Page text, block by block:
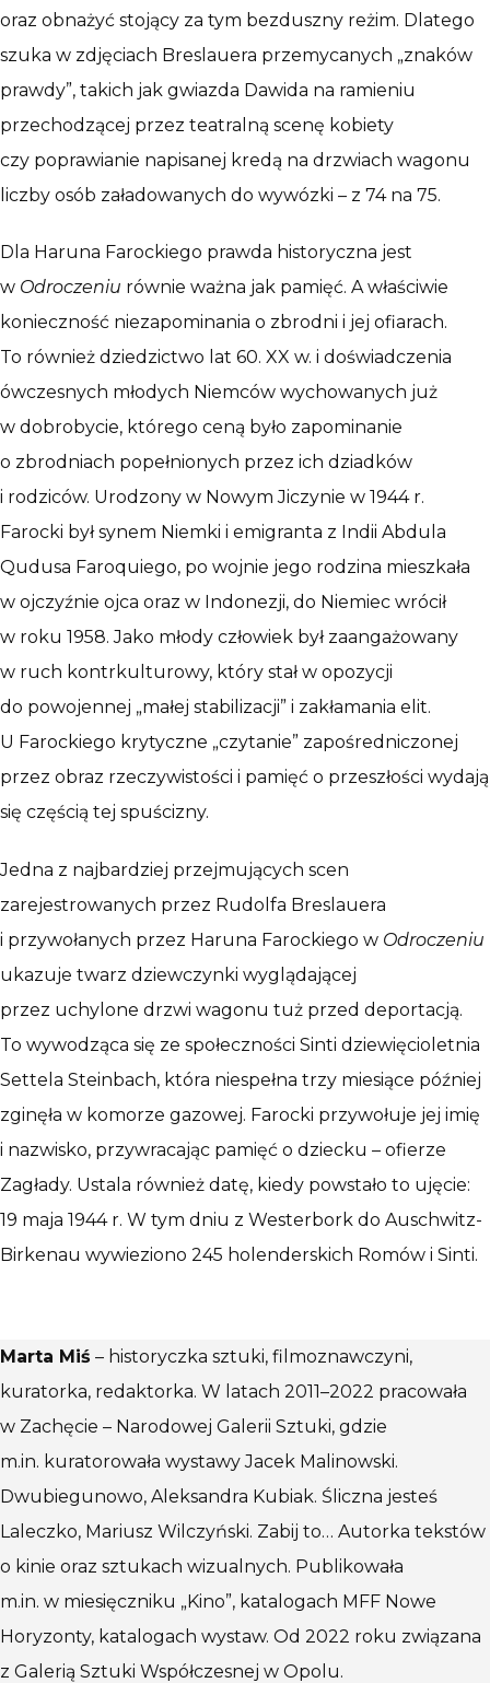
oraz obnażyć stojący za tym bezduszny reżim. Dlatego
szuka w zdjęciach Breslauera przemycanych „znaków
prawdy”, takich jak gwiazda Dawida na ramieniu
przechodzącej przez teatralną scenę kobiety
czy poprawianie napisanej kredą na drzwiach wagonu
liczby osób załadowanych do wywózki – z 74 na 75.
Dla Haruna Farockiego prawda historyczna jest
w Odroczeniu równie ważna jak pamięć. A właściwie
konieczność niezapominania o zbrodni i jej ofiarach.
To również dziedzictwo lat 60. XX w. i doświadczenia
ówczesnych młodych Niemców wychowanych już
w dobrobycie, którego ceną było zapominanie
o zbrodniach popełnionych przez ich dziadków
i rodziców. Urodzony w Nowym Jiczynie w 1944 r.
Farocki był synem Niemki i emigranta z Indii Abdula
Qudusa Faroquiego, po wojnie jego rodzina mieszkała
w ojczyźnie ojca oraz w Indonezji, do Niemiec wrócił
w roku 1958. Jako młody człowiek był zaangażowany
w ruch kontrkulturowy, który stał w opozycji
do powojennej „małej stabilizacji” i zakłamania elit.
U Farockiego krytyczne „czytanie” zapośredniczonej
przez obraz rzeczywistości i pamięć o przeszłości wydają
się częścią tej spuścizny.
Jedna z najbardziej przejmujących scen
zarejestrowanych przez Rudolfa Breslauera
i przywołanych przez Haruna Farockiego w Odroczeniu
ukazuje twarz dziewczynki wyglądającej
przez uchylone drzwi wagonu tuż przed deportacją.
To wywodząca się ze społeczności Sinti dziewięcioletnia
Settela Steinbach, która niespełna trzy miesiące później
zginęła w komorze gazowej. Farocki przywołuje jej imię
i nazwisko, przywracając pamięć o dziecku – ofierze
Zagłady. Ustala również datę, kiedy powstało to ujęcie:
19 maja 1944 r. W tym dniu z Westerbork do Auschwitz-
Birkenau wywieziono 245 holenderskich Romów i Sinti.
Marta Miś – historyczka sztuki, filmoznawczyni,
kuratorka, redaktorka. W latach 2011–2022 pracowała
w Zachęcie – Narodowej Galerii Sztuki, gdzie
m.in. kuratorowała wystawy Jacek Malinowski.
Dwubiegunowo, Aleksandra Kubiak. Śliczna jesteś
Laleczko, Mariusz Wilczyński. Zabij to… Autorka tekstów
o kinie oraz sztukach wizualnych. Publikowała
m.in. w miesięczniku „Kino”, katalogach MFF Nowe
Horyzonty, katalogach wystaw. Od 2022 roku związana
z Galerią Sztuki Współczesnej w Opolu.